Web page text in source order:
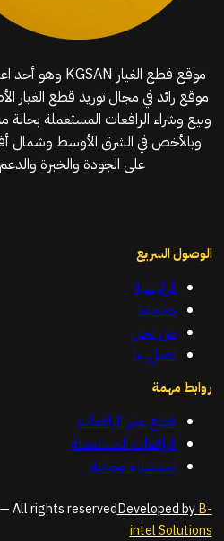
موقع رائد في مجال توريد قطع الغيار
وبيع وشراء الرافعات المستعملة بحالة
وبالأخص في الشرق الأوسط وشمال
على الجودة والخبرة
الوصول السريع
الرئيسية
خدماتنا
من نحن
اتصل بنا
روابط مهمة
قطع غيار الرافعات
الرافعات المستعملة
استشارة مجانية
All rights reservedDeveloped byB-
intel Solutions